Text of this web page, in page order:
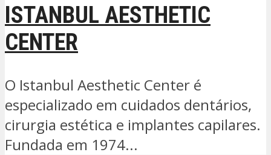
ISTANBUL AESTHETIC
CENTER
O Istanbul Aesthetic Center é
especializado em cuidados dentários,
cirurgia estética e implantes capilares.
Fundada em 1974...